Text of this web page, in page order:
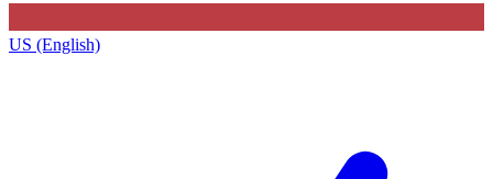
US (English)